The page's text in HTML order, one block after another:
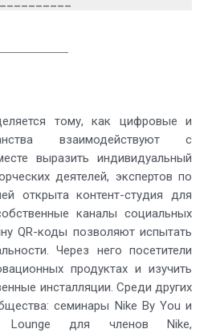
тому, как цифровые и
взаимодействуют с
выразить индивидуальный
деятелей, экспертов по
открыта контент-студия для
каналы социальных
QR-коды позволяют испытать
Через него посетители
продуктах и изучить
инсталляции. Среди других
семинары Nike By You и
Lounge для членов Nike,